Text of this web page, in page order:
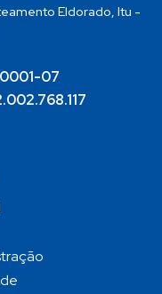
Eldorado, Itu -
07